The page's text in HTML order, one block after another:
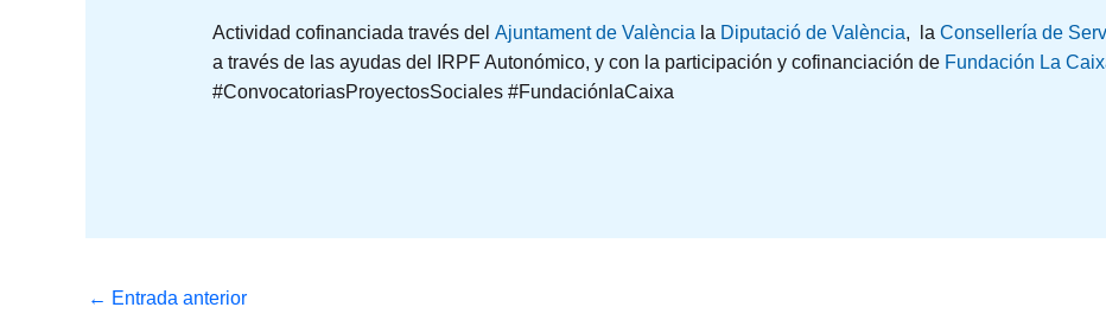
Actividad cofinanciada través del Ajuntament de València la Diputació de València, la Consellería de
a través de las ayudas del IRPF Autonómico, y con la participación y cofinanciación de Fundación La
#ConvocatoriasProyectosSociales #FundaciónlaCaixa
← Entrada anterior